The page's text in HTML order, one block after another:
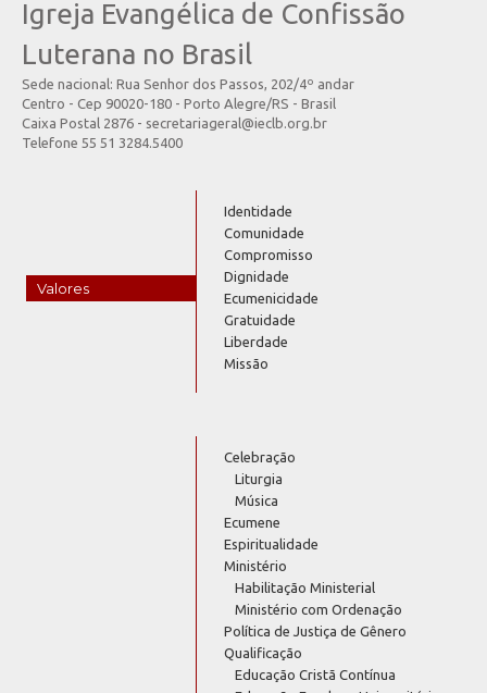
Igreja Evangélica de Confissão
Luterana no Brasil
Sede nacional: Rua Senhor dos Passos, 202/4º andar
Centro - Cep 90020-180 - Porto Alegre/RS - Brasil
Caixa Postal 2876 - secretariageral@ieclb.org.br
Telefone 55 51 3284.5400
Valores
Identidade
Comunidade
Compromisso
Dignidade
Ecumenicidade
Gratuidade
Liberdade
Missão
Celebração
Liturgia
Música
Ecumene
Espiritualidade
Ministério
Habilitação Ministerial
Ministério com Ordenação
Política de Justiça de Gênero
Qualificação
Educação Cristã Contínua